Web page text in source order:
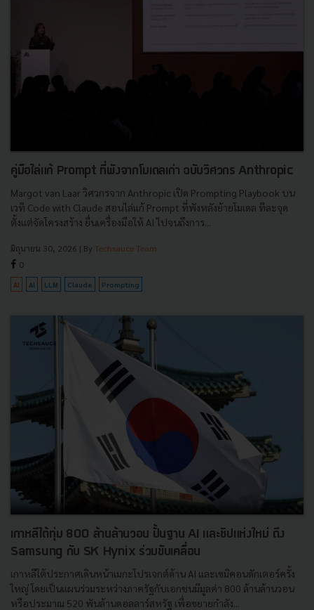
คู่มือไล่แก้ Prompt ที่พังจากโมเดลเก่า ฉบับวิศวกร Anthropic
Margot van Laar วิศวกรจาก Anthropic เปิด Prompting Playbook บน
เวที Code with Claude สอนไล่แก้ Prompt ที่พังหลังย้ายโมเดล ทีละจุด
ตั้งแต่จัดโครงสร้าง ยื่นเครื่องมือให้ AI ไปจนถึงการ...
มิถุนายน 30, 2026 | By Techsauce Team
0
AI AI LLM Claude Prompting
เกาหลีใต้ทุ่ม 800 ล้านล้านวอน ปั้นฐาน AI และชิปแห่งใหม่ ดึง
Samsung กับ SK Hynix ร่วมขับเคลื่อน
เกาหลีใต้ประกาศเดินหน้าเมกะโปรเจกต์ด้าน AI และเซมิคอนดักเตอร์ครั้ง
ใหญ่ โดยเป็นแผนร่วมระหว่างภาครัฐกับเอกชนมีมูลค่า 800 ล้านล้านวอน
หรือประมาณ 520 พันล้านดอลลาร์สหรัฐ เพื่อขยายกำลัง...